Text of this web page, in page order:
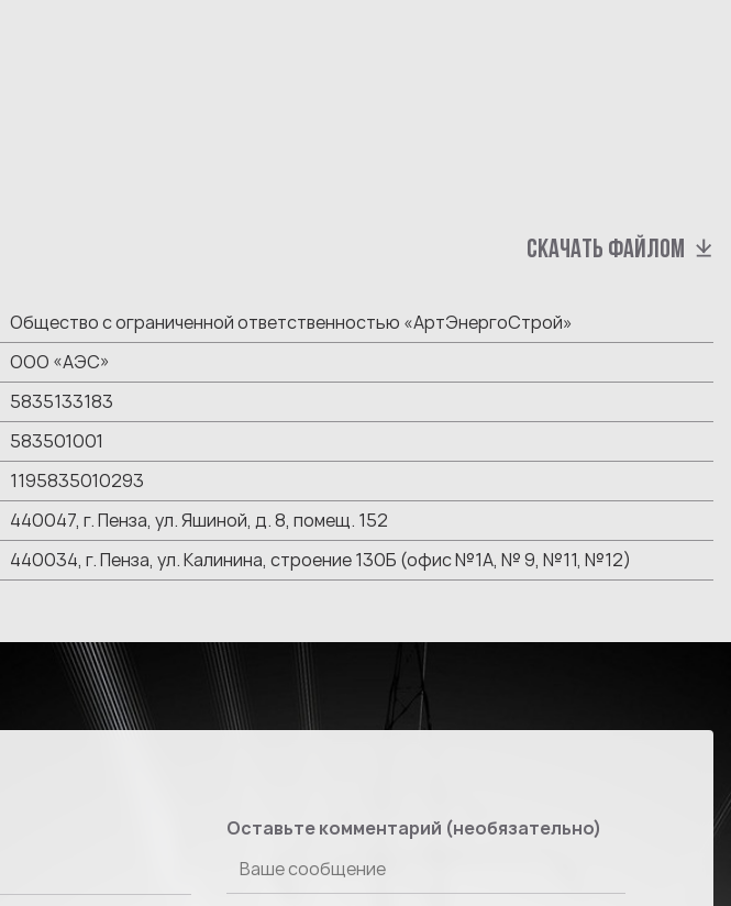
СКАЧАТЬ ФАЙЛОМ
Общество с ограниченной ответственностью «АртЭнергоСтрой»
ООО «АЭС»
5835133183
583501001
1195835010293
440047, г. Пенза, ул. Яшиной, д. 8, помещ. 152
440034, г. Пенза, ул. Калинина, строение 130Б (офис №1А, № 9, №11, №12)
Оставьте комментарий (необязательно)